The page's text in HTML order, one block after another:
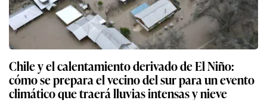
Chile y el calentamiento derivado de El Niño:
cómo se prepara el vecino del sur para un evento
climático que traerá lluvias intensas y nieve